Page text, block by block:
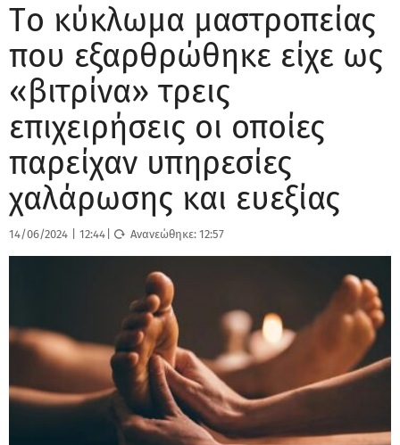
Tο κύκλωμα μαστροπείας
που εξαρθρώθηκε είχε ως
«βιτρίνα» τρεις
επιχειρήσεις οι οποίες
παρείχαν υπηρεσίες
χαλάρωσης και ευεξίας
14/06/2024 12:44 Ανανεώθηκε:12:57